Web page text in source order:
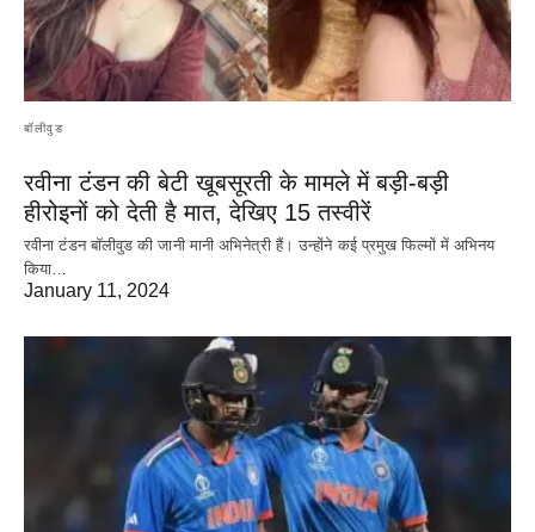
बॉलीवुड
रवीना टंडन की बेटी खूबसूरती के मामले में बड़ी-बड़ी
हीरोइनों को देती है मात, देखिए 15 तस्वीरें
रवीना टंडन बॉलीवुड की जानी मानी अभिनेत्री हैं। उन्होंने कई प्रमुख फिल्मों में अभिनय
किया…
January 11, 2024